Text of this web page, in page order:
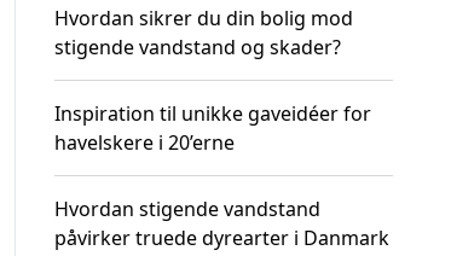
Hvordan sikrer du din bolig mod
stigende vandstand og skader?
Inspiration til unikke gaveidéer for
havelskere i 20’erne
Hvordan stigende vandstand
påvirker truede dyrearter i Danmark